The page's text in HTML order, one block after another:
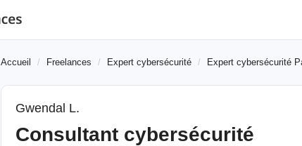
Accueil Freelances Expert cybersécurité Expert cybersécurité
Gwendal L.
Consultant cybersécurité